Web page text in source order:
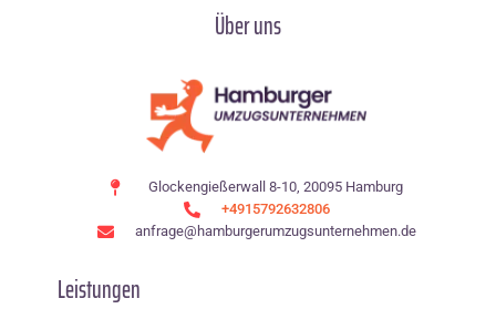
Über uns
Glockengießerwall 8-10, 20095 Hamburg
+4915792632806
anfrage@hamburgerumzugsunternehmen.de
Leistungen